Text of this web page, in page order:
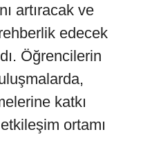
artıracak ve
edecek
Öğrencilerin
katkı
ortamı